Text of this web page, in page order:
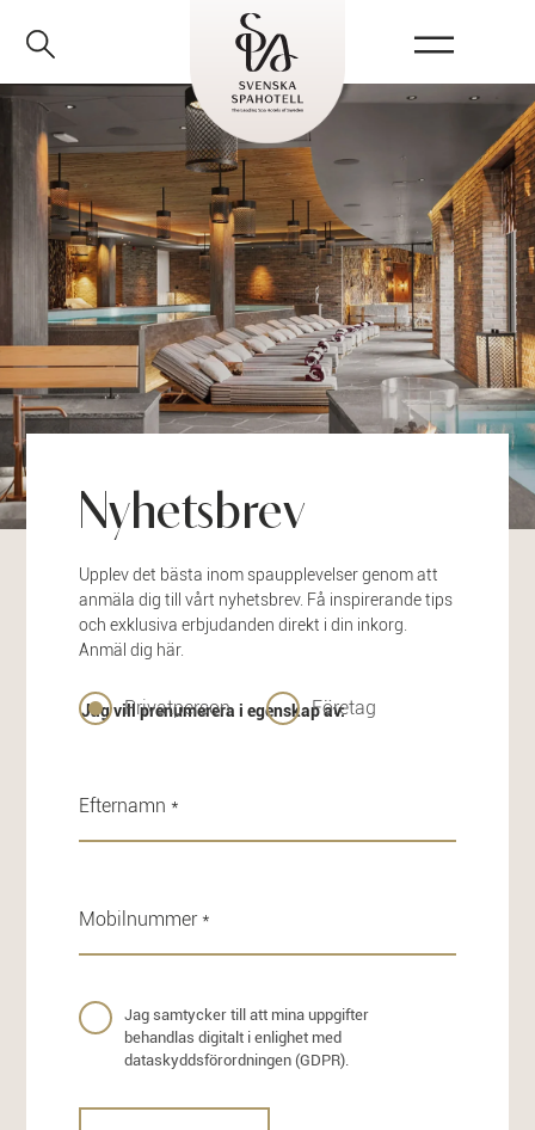
Nyhetsbrev
Upplev det bästa inom spaupplevelser genom att
anmäla dig till vårt nyhetsbrev. Få inspirerande tips
och exklusiva erbjudanden direkt i din inkorg.
Anmäl dig här.
Jag vill prenumerera i egenskap av:
Privatperson Företag
Jag samtycker till att mina uppgifter
behandlas digitalt i enlighet med
dataskyddsförordningen (GDPR).